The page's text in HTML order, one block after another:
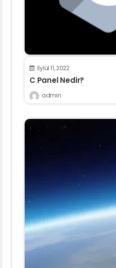
Eylül 11, 2022
C Panel Nedir?
admin